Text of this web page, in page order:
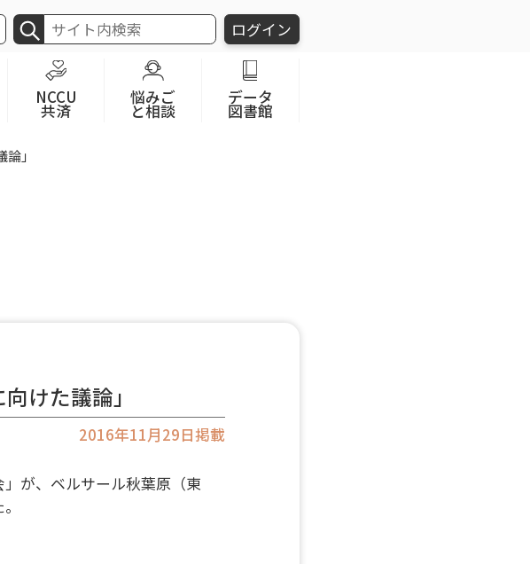
ログイン
NCCU
共済
悩みご
と相談
データ
図書館
」
けた議論」
2016年11月29日掲載
が、ベルサール秋葉原（東